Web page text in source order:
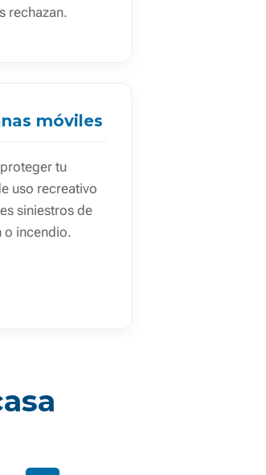
rechazan.
móviles
tu
uso recreativo
siniestros de
o incendio.